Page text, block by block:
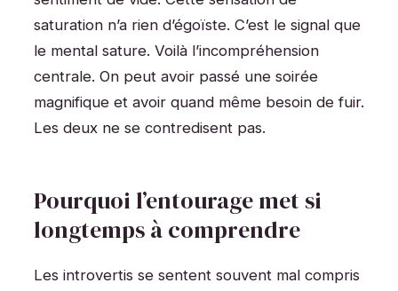
saturation n’a rien d’égoïste. C’est le signal que
le mental sature. Voilà l’incompréhension
centrale. On peut avoir passé une soirée
magnifique et avoir quand même besoin de fuir.
Les deux ne se contredisent pas.
Pourquoi l’entourage met si
longtemps à comprendre
Les introvertis se sentent souvent mal compris